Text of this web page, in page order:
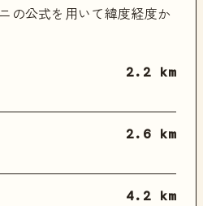
の公式を用いて緯度経度か
2.2 km
2.6 km
4.2 km